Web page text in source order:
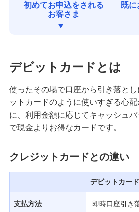
みずほダイレクト
みずほプレミアムクラブ
ローン
住宅ローン・カードローン
貯める・増やす
備える
相続・保険
初めてお申込をされる
お客さま
既
デビットカードとは
使ったその場で口座から引き落と
ットカードのように使いすぎる心
に、利用金額に応じてキャッシュ
で現金よりお得なカードです。
クレジットカードとの違い
デビットカード
支払方法 即時口座引き